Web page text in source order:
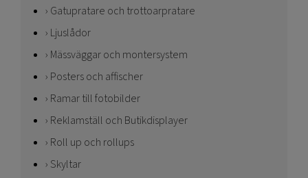
Gatupratare och trottoarpratare
Ljuslådor
Mässväggar och montersystem
Posters och affischer
Ramar till fotobilder
Reklamställ och Butikdisplayer
Roll up och rollups
Skyltar